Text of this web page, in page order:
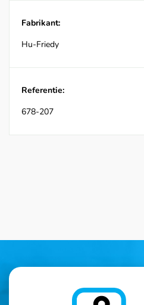
Fabrikant:
Hu-Friedy
Referentie:
678-207